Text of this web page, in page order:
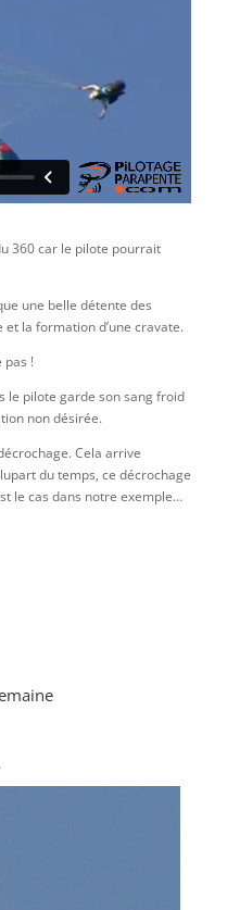
360 car le pilote pourrait
une belle détente des
la formation d’une cravate.
pas !
le pilote garde son sang froid
non désirée.
Cela arrive
du temps, ce décrochage
le cas dans notre exemple…